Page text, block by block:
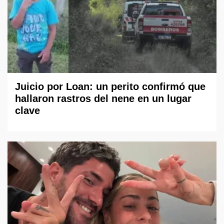
Juicio por Loan: un perito confirmó que
hallaron rastros del nene en un lugar
clave